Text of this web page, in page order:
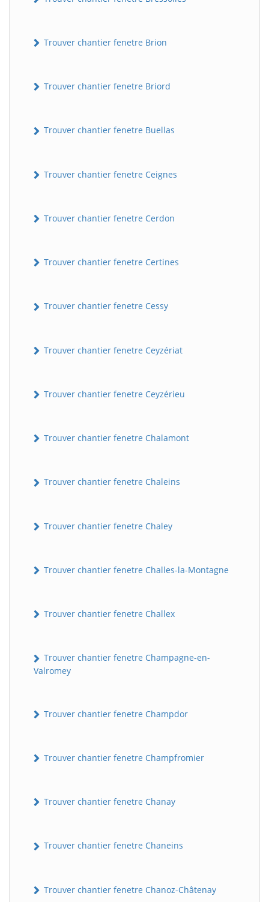
Trouver chantier fenetre Brion
Trouver chantier fenetre Briord
Trouver chantier fenetre Buellas
Trouver chantier fenetre Ceignes
Trouver chantier fenetre Cerdon
Trouver chantier fenetre Certines
Trouver chantier fenetre Cessy
Trouver chantier fenetre Ceyzériat
Trouver chantier fenetre Ceyzérieu
Trouver chantier fenetre Chalamont
Trouver chantier fenetre Chaleins
Trouver chantier fenetre Chaley
Trouver chantier fenetre Challes-la-Montagne
Trouver chantier fenetre Challex
Trouver chantier fenetre Champagne-en-
Valromey
Trouver chantier fenetre Champdor
Trouver chantier fenetre Champfromier
Trouver chantier fenetre Chanay
Trouver chantier fenetre Chaneins
Trouver chantier fenetre Chanoz-Châtenay